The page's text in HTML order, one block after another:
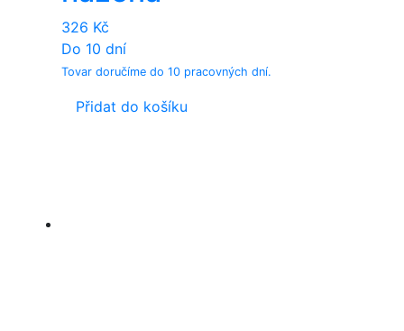
326 Kč
Do 10 dní
Tovar doručíme do 10 pracovných dní.
Přidat do košíku